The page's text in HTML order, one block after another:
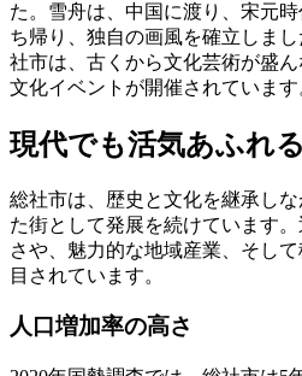
た。雪舟は、中国に渡り、宋元
ち帰り、独自の画風を確立しま
社市は、古くから文化芸術が盛
文化イベントが開催されています
現代でも活気あふれ
総社市は、歴史と文化を継承し
た街として発展を続けています
さや、魅力的な地域産業、そし
目されています。
人口増加率の高さ